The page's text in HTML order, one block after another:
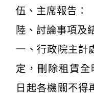
伍、主席報告：
陸、討論事項及
一、行政院主計
定，刪除租賃
日起各機關不得